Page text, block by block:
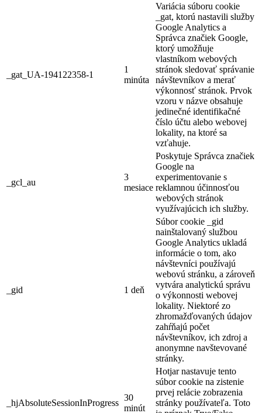
_gat_UA-194122358-1
1
minúta
Variácia súboru cookie
_gat, ktorú nastavili služby
Google Analytics a
Správca značiek Google,
ktorý umožňuje
vlastníkom webových
stránok sledovať správanie
návštevníkov a merať
výkonnosť stránok. Prvok
vzoru v názve obsahuje
jedinečné identifikačné
číslo účtu alebo webovej
lokality, na ktoré sa
vzťahuje.
_gcl_au
3
mesiace
Poskytuje Správca značiek
Google na
experimentovanie s
reklamnou účinnosťou
webových stránok
využívajúcich ich služby.
_gid 1 deň
Súbor cookie _gid
nainštalovaný službou
Google Analytics ukladá
informácie o tom, ako
návštevníci používajú
webovú stránku, a zároveň
vytvára analytickú správu
o výkonnosti webovej
lokality. Niektoré zo
zhromažďovaných údajov
zahŕňajú počet
návštevníkov, ich zdroj a
anonymne navštevované
stránky.
_hjAbsoluteSessionInProgress
30
minút
Hotjar nastavuje tento
súbor cookie na zistenie
prvej relácie zobrazenia
stránky používateľa. Toto